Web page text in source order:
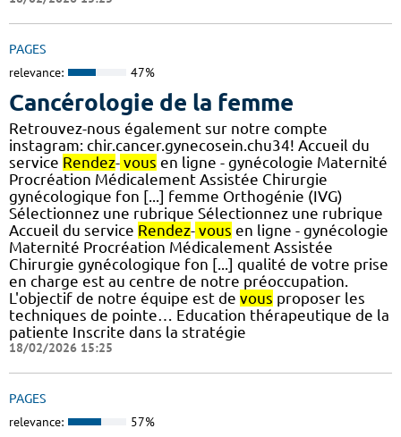
PAGES
relevance: 47%
Cancérologie de la femme
Retrouvez-nous également sur notre compte
instagram: chir.cancer.gynecosein.chu34! Accueil du
service Rendez- vous en ligne - gynécologie Maternité
Procréation Médicalement Assistée Chirurgie
gynécologique fon [...] femme Orthogénie (IVG)
Sélectionnez une rubrique Sélectionnez une rubrique
Accueil du service Rendez- vous en ligne - gynécologie
Maternité Procréation Médicalement Assistée
Chirurgie gynécologique fon [...] qualité de votre prise
en charge est au centre de notre préoccupation.
L'objectif de notre équipe est de vous proposer les
techniques de pointe… Education thérapeutique de la
patiente Inscrite dans la stratégie
18/02/2026 15:25
PAGES
relevance: 57%